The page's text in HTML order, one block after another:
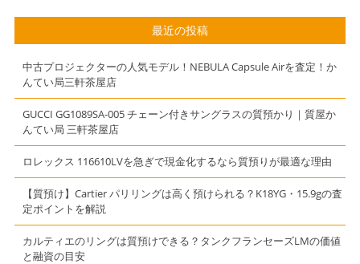
ウォッチ】
ヴィトン）リー
ドMM ハンド
バッグ】
最近の投稿
中古プロジェクターの人気モデル！NEBULA Capsule Airを査定！か
んてい局三軒茶屋店
GUCCI GG1089SA-005 チェーン付きサングラスの質預かり｜質屋か
んてい局 三軒茶屋店
ロレックス 116610LVを急ぎで現金化するなら質預りが最適な理由
【質預け】Cartier パリリングは高く預けられる？K18YG・15.9gの査
定ポイントを解説
カルティエのリングは質預けできる？タンクフランセーズLMの価値
と融資の目安